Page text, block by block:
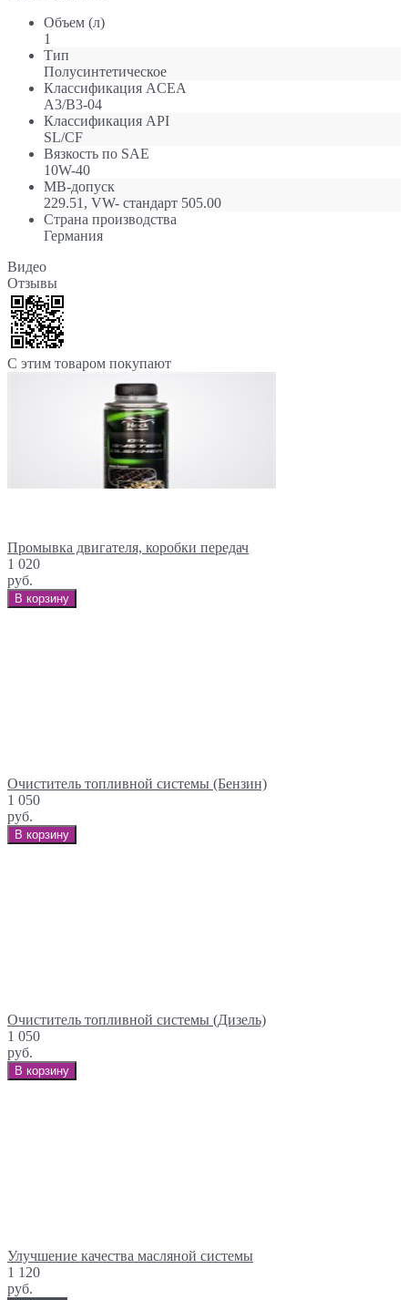
Объем (л)
1
Тип
Полусинтетическое
Классификация ACEA
A3/B3-04
Классификация API
SL/CF
Вязкость по SAE
10W-40
МB-допуск
229.51, VW- стандарт 505.00
Страна производства
Германия
Видео
Отзывы
С этим товаром покупают
Промывка двигателя, коробки передач
1 020
руб.
В корзину
Очиститель топливной системы (Бензин)
1 050
руб.
В корзину
Очиститель топливной системы (Дизель)
1 050
руб.
В корзину
Улучшение качества масляной системы
1 120
руб.